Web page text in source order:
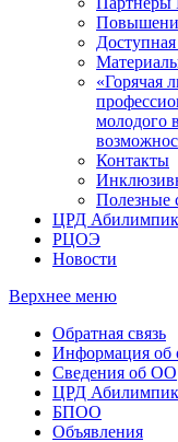
Доступная
«Горячая
молодого
Контакты
Полезные
ЦРД
РЦОЭ
Новости
Верхнее меню
Обратная связь
Информация об
Сведения об ОО
ЦРД
БПОО
Объявления